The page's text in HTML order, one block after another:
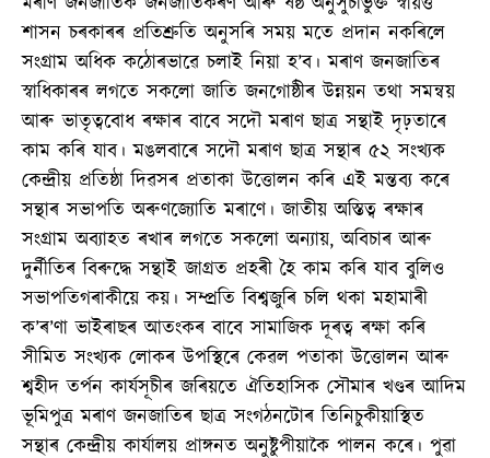
শাসন চৰকাৰৰ প্ৰতিশ্ৰুতি অনুসৰি সময় মতে প্ৰদান নকৰিলে
সংগ্ৰাম অধিক কঠোৰভাৱে চলাই নিয়া হ’ব। মৰাণ জনজাতিৰ
স্বাধিকাৰৰ লগতে সকলো জাতি জনগোষ্ঠীৰ উন্নয়ন তথা সমন্বয়
আৰু ভাতৃত্ববোধ ৰক্ষাৰ বাবে সদৌ মৰাণ ছাত্ৰ সন্থাই দৃঢ়তাৰে
কাম কৰি যাব। মঙলবাৰে সদৌ মৰাণ ছাত্ৰ সন্থাৰ ৫২ সংখ্যক
কেন্দ্ৰীয় প্ৰতিষ্ঠা দিৱসৰ প্ৰতাকা উত্তোলন কৰি এই মন্তব্য কৰে
সন্থাৰ সভাপতি অৰুণজ্যোতি মৰাণে। জাতীয় অস্তিত্ব ৰক্ষাৰ
সংগ্ৰাম অব্যাহত ৰখাৰ লগতে সকলো অন্যায়, অবিচাৰ আৰু
দুৰ্নীতিৰ বিৰুদ্ধে সন্থাই জাগ্ৰত প্ৰহৰী হৈ কাম কৰি যাব বুলিও
সভাপতিগৰাকীয়ে কয়। সম্প্ৰতি বিশ্বজুৰি চলি থকা মহামাৰী
ক’ৰ’ণা ভাইৰাছৰ আতংকৰ বাবে সামাজিক দূৰত্ব ৰক্ষা কৰি
সীমিত সংখ্যক লোকৰ উপস্থিৰে কেৱল পতাকা উত্তোলন আৰু
শ্বহীদ তৰ্পন কাৰ্যসূচীৰ জৰিয়তে ঐতিহাসিক সৌমাৰ খণ্ডৰ আদিম
ভূমিপুত্ৰ মৰাণ জনজাতিৰ ছাত্ৰ সংগঠনটোৰ তিনিচুকীয়াস্থিত
সন্থাৰ কেন্দ্ৰীয় কাৰ্যালয় প্ৰাঙ্গনত অনুষ্টুপীয়াকৈ পালন কৰে। পুৱা